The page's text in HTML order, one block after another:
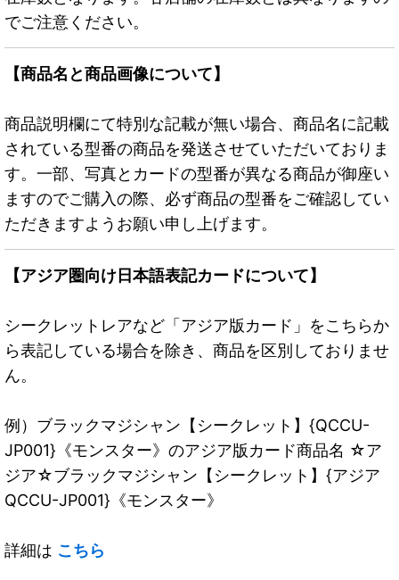
でご注意ください。
【商品名と商品画像について】
商品説明欄にて特別な記載が無い場合、商品名に記載
されている型番の商品を発送させていただいておりま
す。一部、写真とカードの型番が異なる商品が御座い
ますのでご購入の際、必ず商品の型番をご確認してい
ただきますようお願い申し上げます。
【アジア圏向け日本語表記カードについて】
シークレットレアなど「アジア版カード」をこちらか
ら表記している場合を除き、商品を区別しておりませ
ん。
例）ブラックマジシャン【シークレット】{QCCU-
JP001}《モンスター》のアジア版カード商品名 ☆ア
ジア☆ブラックマジシャン【シークレット】{アジア
QCCU-JP001}《モンスター》
詳細は こちら